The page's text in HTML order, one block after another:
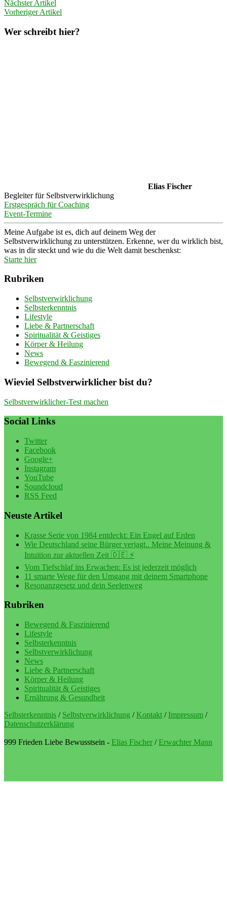
Nächster Artikel
Vorheriger Artikel
Wer schreibt hier?
Elias Fischer
Begleiter für Selbstverwirklichung
Erstgespräch für Coaching
Event-Termine
Meine Aufgabe ist es, dich auf deinem Weg der
Selbstverwirklichung zu unterstützen. Erkenne, wer du wirklich bist,
was in dir steckt und wie du die Welt damit beschenkst:
Starte hier
Rubriken
Selbstverwirklichung
Selbsterkenntnis
Lifestyle
Liebe & Partnerschaft
Spiritualität & Geistiges
Körper & Heilung
News
Bewegend & Faszinierend
Wieviel Selbstverwirklicher bist du?
Selbstverwirklicher-Test machen
Social Links
Twitter
Facebook
Google+
Instagram
YouTube
Soundcloud
RSS Feed
Neuste Artikel
Krasse Serie von 1984 entdeckt: Ein Engel auf Erden
Wie Deutschland seine Bürger verjagt.. Meine Meinung &
Intuition zur aktuellen Zeit 🇩🇪 ⚡️
Vom Tiefschlaf ins Erwachen: Es ist jederzeit möglich
11 smarte Wege für den Umgang mit deinem Smartphone
Resonanzgesetz und dein Seelenweg
Rubriken
Bewegend & Faszinierend
Lifestyle
Selbsterkenntnis
Selbstverwirklichung
News
Liebe & Partnerschaft
Körper & Heilung
Spiritualität & Geistiges
Ernährung & Gesundheit
Selbsterkenntnis / Selbstverwirklichung /Kontakt / Impressum /
Datenschutzerklärung
999 Frieden Liebe Bewusstsein - Elias Fischer /Erwachter Mann